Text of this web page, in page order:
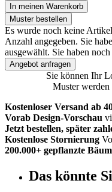
In meinen Warenkorb
Muster bestellen
Es wurde noch keine
Anzahl angegeben. Sie
ausgewählt. Sie haben
Angebot anfragen
Sie können Ihr
Muster
Kostenloser Versand ab
Vorab Design-Vorschau
Jetzt bestellen, später
Kostenlose Stornierung
200.000+ gepflanzte
Das könnte